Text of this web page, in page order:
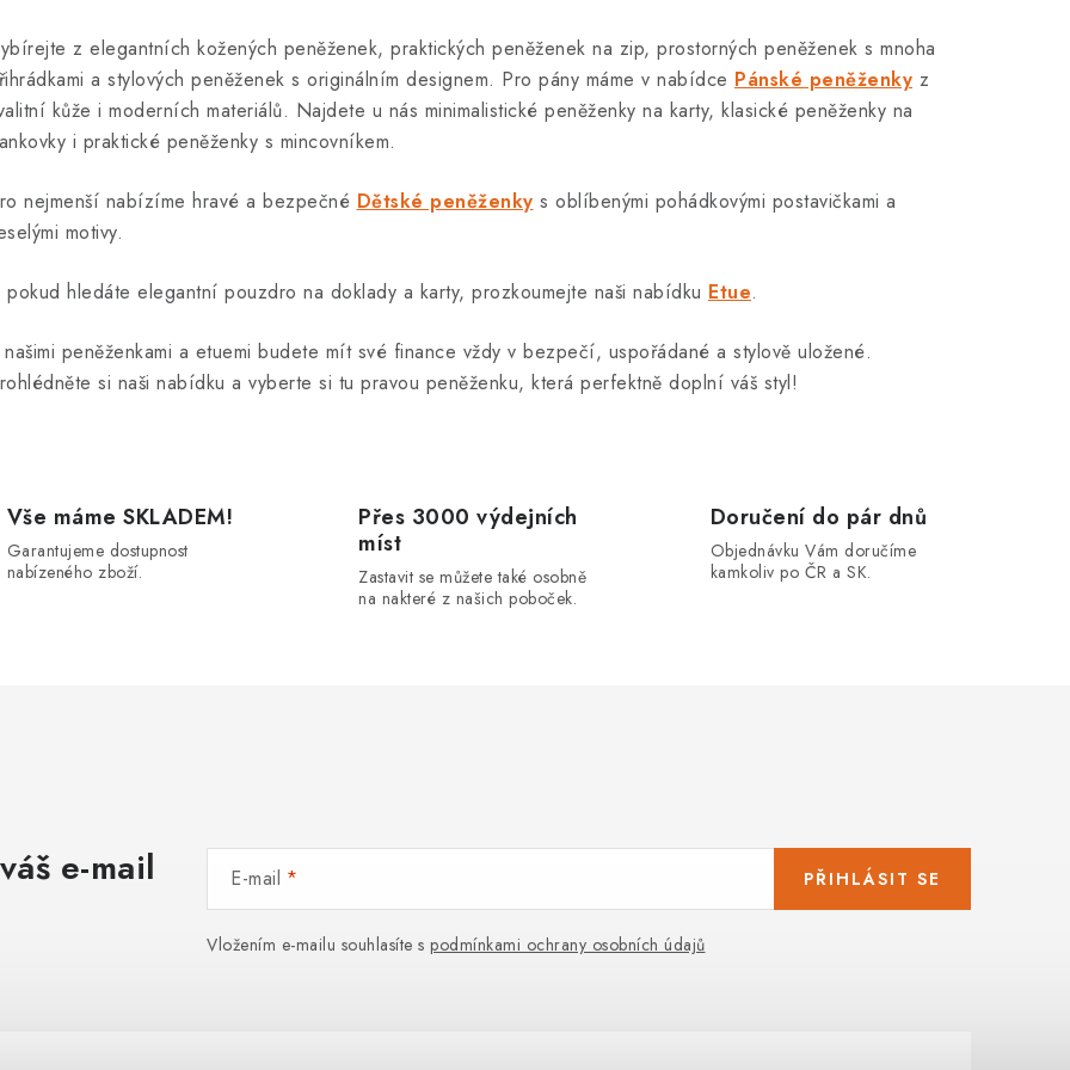
z elegantních kožených peněženek, praktických peněženek na zip, prostorných peněženek s mnoha
a stylových peněženek s originálním designem. Pro pány máme v nabídce Pánské peněženky z
kůže i moderních materiálů. Najdete u nás minimalistické peněženky na karty, klasické peněženky na
i praktické peněženky s mincovníkem.
nejmenší nabízíme hravé a bezpečné Dětské peněženky s oblíbenými pohádkovými postavičkami a
motivy.
pokud hledáte elegantní pouzdro na doklady a karty, prozkoumejte naši nabídku Etue.
našimi peněženkami a etuemi budete mít své finance vždy v bezpečí, uspořádané a stylově uložené.
si naši nabídku a vyberte si tu pravou peněženku, která perfektně doplní váš styl!
Vše máme SKLADEM!
Garantujeme dostupnost
nabízeného zboží.
Přes 3000 výdejních
míst
Zastavit se můžete také osobně
na nakteré z našich poboček.
Doručení do pár dnů
Objednávku Vám doručíme
kamkoliv po ČR a SK.
e-mail E-mail
Vložením e-mailu souhlasíte s podmínkami ochrany osobních údajů
PŘIHLÁSIT SE